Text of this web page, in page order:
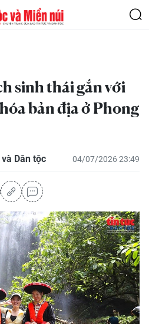
sinh thái gắn với
bản địa ở Phong
Dân tộc 04/07/2026 23:49